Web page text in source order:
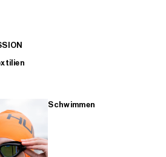
Schwimmen